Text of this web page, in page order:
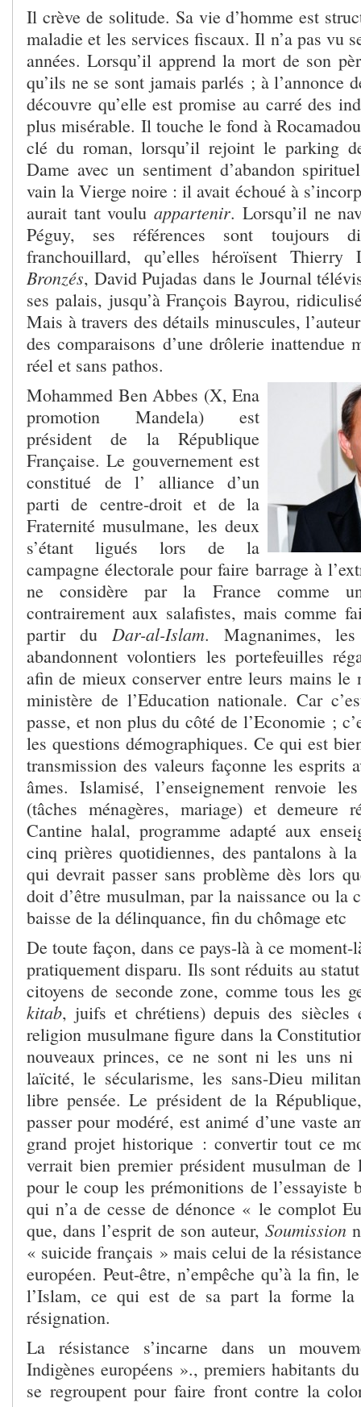
Il crève de solitude. Sa vie d’homme est
maladie et les services fiscaux. Il n’a pas vu
années. Lorsqu’il apprend la mort de son
qu’ils ne se sont jamais parlés ; à l’annonce
découvre qu’elle est promise au carré des
plus misérable. Il touche le fond à
clé du roman, lorsqu’il rejoint le parking
Dame avec un sentiment d’abandon
vain la Vierge noire : il avait échoué à
aurait tant voulu appartenir. Lorsqu’il ne
Péguy, ses références sont toujours
franchouillard, qu’elles héroïsent
Bronzés, David Pujadas dans le Journal
ses palais, jusqu’à François Bayrou,
Mais à travers des détails minuscules,
des comparaisons d’une drôlerie inattendue
réel et sans pathos.
Mohammed Ben Abbes (X, Ena
promotion Mandela) est
président de la République
Française. Le gouvernement est
constitué de l’ alliance d’un
parti de centre-droit et de la
Fraternité musulmane, les deux
s’étant ligués lors de la
campagne électorale pour faire barrage à
ne considère par la France comme
contrairement aux salafistes, mais comme
partir du Dar-al-Islam. Magnanimes, les
abandonnent volontiers les portefeuilles
afin de mieux conserver entre leurs mains
ministère de l’Education nationale. Car
passe, et non plus du côté de l’Economie ;
les questions démographiques. Ce qui est
transmission des valeurs façonne les esprits
âmes. Islamisé, l’enseignement renvoie
(tâches ménagères, mariage) et demeure
Cantine halal, programme adapté aux
cinq prières quotidiennes, des pantalons à
qui devrait passer sans problème dès lors
doit d’être musulman, par la naissance ou la
baisse de la délinquance, fin du chômage etc
De toute façon, dans ce pays-là à ce
pratiquement disparu. Ils sont réduits au
citoyens de seconde zone, comme tous les
kitab, juifs et chrétiens) depuis des siècles
religion musulmane figure dans la
nouveaux princes, ce ne sont ni les uns ni
laïcité, le sécularisme, les sans-Dieu
libre pensée. Le président de la
passer pour modéré, est animé d’une vaste
grand projet historique : convertir tout ce
verrait bien premier président musulman de
pour le coup les prémonitions de l’essayiste
qui n’a de cesse de dénonce « le complot
que, dans l’esprit de son auteur,Soumission
« suicide français » mais celui de la
européen. Peut-être, n’empêche qu’à la fin,
l’Islam, ce qui est de sa part la forme la
résignation.
La résistance s’incarne dans un
Indigènes européens »., premiers habitants
se regroupent pour faire front contre la